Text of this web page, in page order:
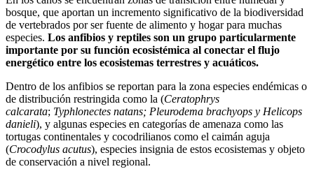
bosque, que aportan un incremento significativo de la biodiversidad
de vertebrados por ser fuente de alimento y hogar para muchas
especies. Los anfibios y reptiles son un grupo particularmente
importante por su función ecosistémica al conectar el flujo
energético entre los ecosistemas terrestres y acuáticos.
Dentro de los anfibios se reportan para la zona especies endémicas o
de distribución restringida como la (Ceratophrys
calcarata; Typhlonectes natans; Pleurodema brachyops y Helicops
danieli), y algunas especies en categorías de amenaza como las
tortugas continentales y cocodrilianos como el caimán aguja
(Crocodylus acutus), especies insignia de estos ecosistemas y objeto
de conservación a nivel regional.